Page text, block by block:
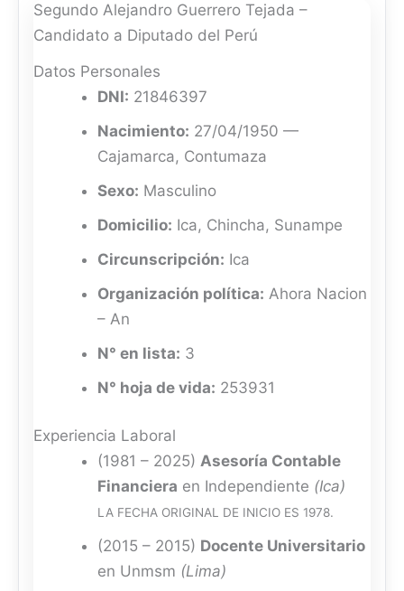
Segundo Alejandro Guerrero Tejada –
Candidato a Diputado del Perú
Datos Personales
DNI: 21846397
Nacimiento: 27/04/1950 —
Cajamarca, Contumaza
Sexo: Masculino
Domicilio: Ica, Chincha, Sunampe
Circunscripción: Ica
Organización política: Ahora Nacion
– An
N° en lista: 3
N° hoja de vida: 253931
Experiencia Laboral
(1981 – 2025) Asesoría Contable
Financiera en Independiente (Ica)
LA FECHA ORIGINAL DE INICIO ES 1978.
(2015 – 2015) Docente Universitario
en Unmsm (Lima)